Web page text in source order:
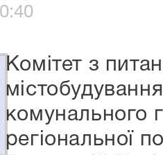
Комітет з
комунального
регіональної